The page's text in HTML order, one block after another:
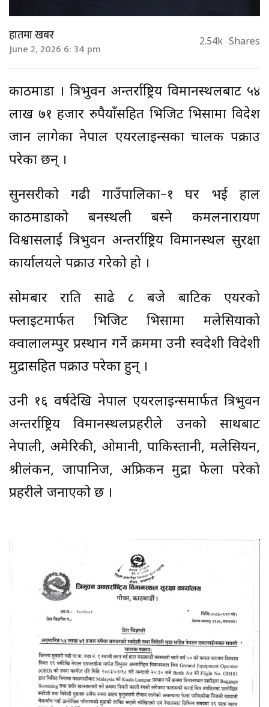
हातमा खबर
June 2, 2026 6: 34 pm 2.54k Shares
काठमाडौं । त्रिभुवन अन्तर्राष्ट्रिय विमानस्थलबाट ५४
लाख ७१ हजार रुपैयाँसहित भिजिट भिसामा विदेश
जान लागेका नेपाल एयरलाइन्सका चालक पक्राउ
परेका छन् ।
सुनसरीको गढी गाउँपालिका–१ घर भई हाल
काठमाडौंको बनस्थली बस्ने कमलनारायण
विश्वासलाई त्रिभुवन अन्तर्राष्ट्रिय विमानस्थल सुरक्षा
कार्यालयले पक्राउ गरेको हो ।
सोमबार राति साढे ८ बजे बाटिक एयरको
फ्लाइटमार्फत भिजिट भिसामा मलेसियाको
क्वालालम्पुर प्रस्थान गर्ने क्रममा उनी स्वदेशी विदेशी
मुद्रासहित पक्राउ परेका हुन् ।
उनी १६ वर्षदेखि नेपाल एयरलाइन्समार्फत त्रिभुवन
अन्तर्राष्ट्रिय विमानस्थलप्रहरीले उनको साथबाट
नेपाली, अमेरिकी, ओमानी, पाकिस्तानी, मलेसियन,
श्रीलंकन, जापानिज, अफ्रिकन मुद्रा फेला परेको
प्रहरीले जनाएको छ ।